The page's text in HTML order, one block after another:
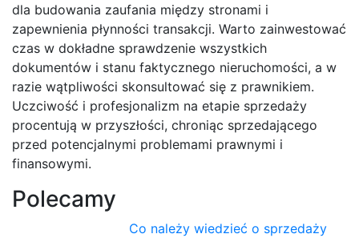
dla budowania zaufania między stronami i
zapewnienia płynności transakcji. Warto zainwestować
czas w dokładne sprawdzenie wszystkich
dokumentów i stanu faktycznego nieruchomości, a w
razie wątpliwości skonsultować się z prawnikiem.
Uczciwość i profesjonalizm na etapie sprzedaży
procentują w przyszłości, chroniąc sprzedającego
przed potencjalnymi problemami prawnymi i
finansowymi.
Polecamy
Co należy wiedzieć o sprzedaży